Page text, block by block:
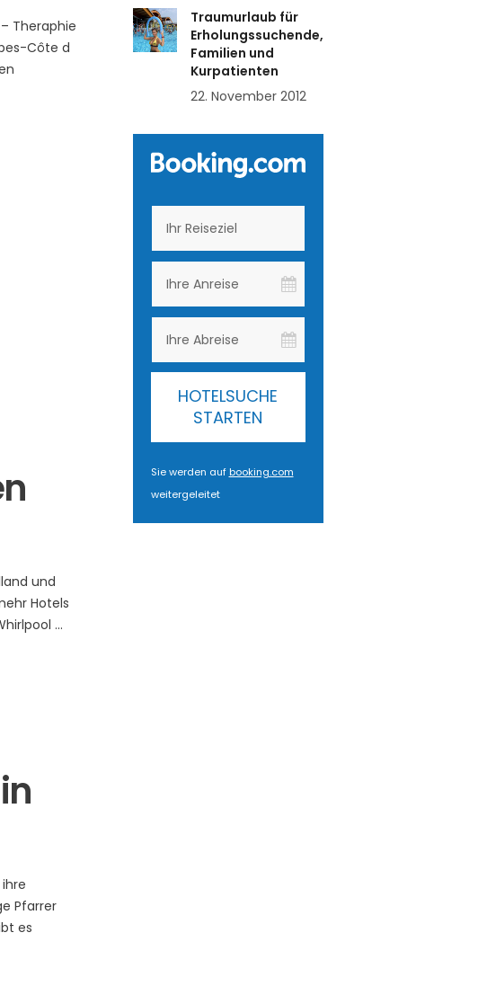
Theraphie
Côte d
und
Hotels
Pfarrer
es
Traumurlaub für
Erholungssuchende,
Familien und
Kurpatienten
22. November 2012
HOTELSUCHE
STARTEN
Sie werden aufbooking.com
weitergeleitet